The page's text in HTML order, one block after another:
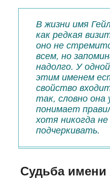
В жизни имя
как редкая
оно не
всем, но
надолго. У
этим именем
свойство
так, словно она
понимает
хотя никогда
подчеркивать.
Судьба имени